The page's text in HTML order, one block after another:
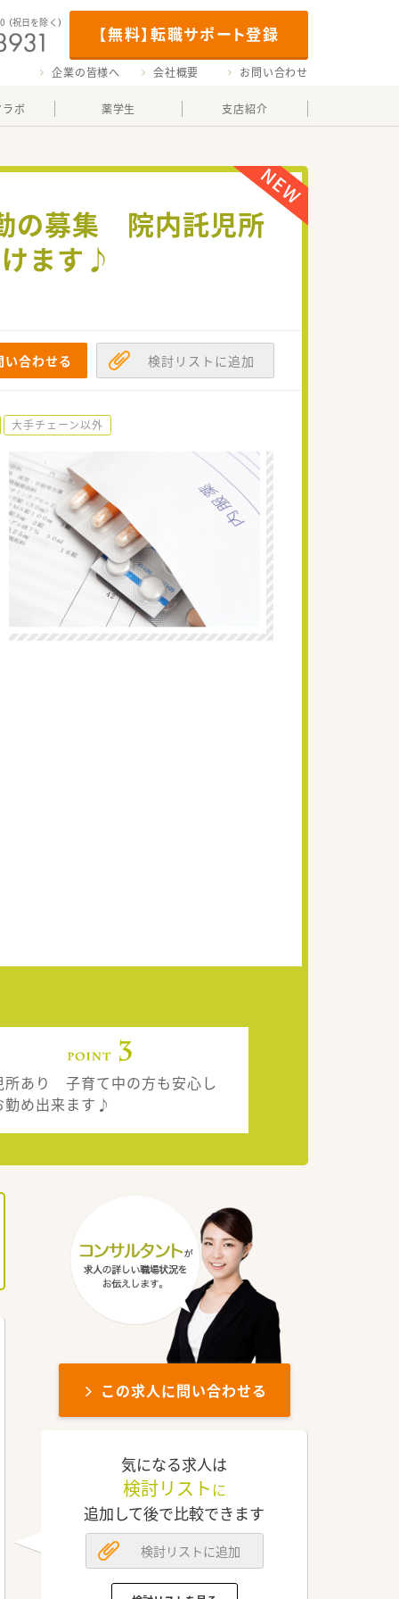
【無料】転職サポート登録
（祝日を除く）
企業の皆様へ 会社概要 お問い合わせ
ボ 薬学生 支店紹介
の募集 院内託児所
ます♪
い合わせる 検討リストに追加
大手チェーン以外
所あり 子育て中の方も安心し
勤め出来ます♪
この求人に問い合わせる
気になる求人は
検討リスト に
追加して後で比較できます
検討リストに追加